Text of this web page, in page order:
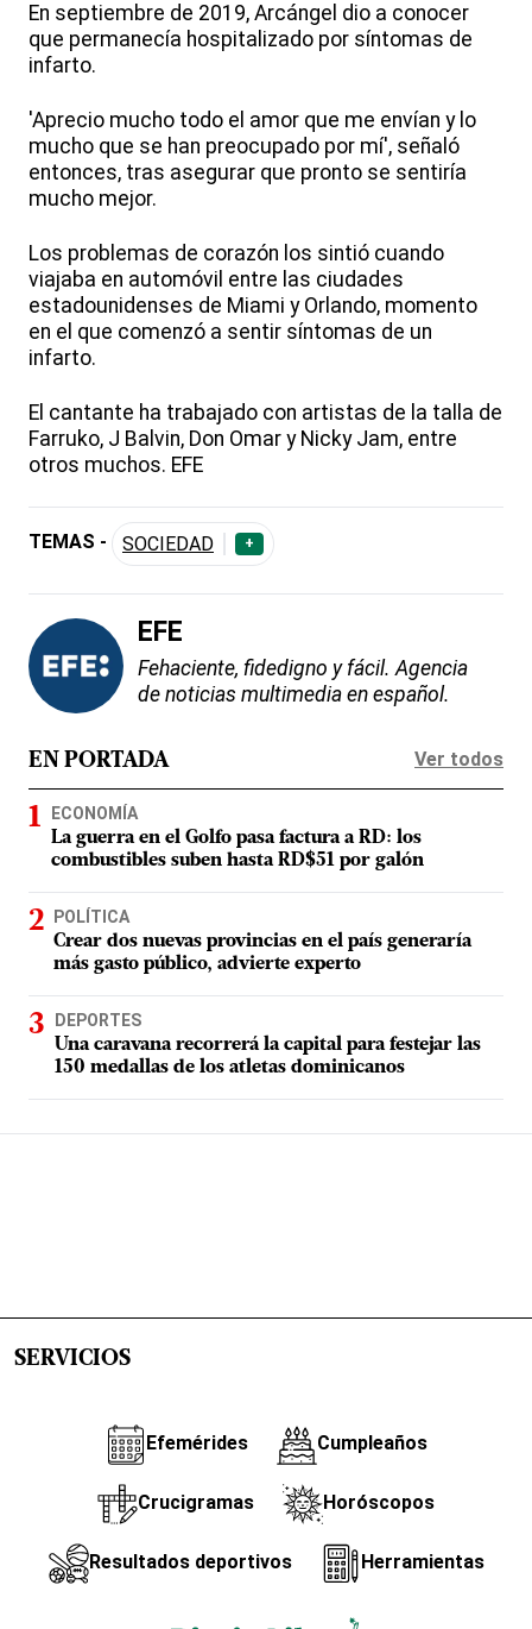
En septiembre de 2019, Arcángel dio a conocer
que permanecía hospitalizado por síntomas de
infarto.
'Aprecio mucho todo el amor que me envían y lo
mucho que se han preocupado por mí', señaló
entonces, tras asegurar que pronto se sentiría
mucho mejor.
Los problemas de corazón los sintió cuando
viajaba en automóvil entre las ciudades
estadounidenses de Miami y Orlando, momento
en el que comenzó a sentir síntomas de un
infarto.
El cantante ha trabajado con artistas de la talla de
Farruko, J Balvin, Don Omar y Nicky Jam, entre
otros muchos. EFE
TEMAS - SOCIEDAD +
EFE
Fehaciente, fidedigno y fácil. Agencia
de noticias multimedia en español.
EN PORTADA Ver todos
ECONOMÍA
La guerra en el Golfo pasa factura a RD: los
combustibles suben hasta RD$51 por galón
POLÍTICA
Crear dos nuevas provincias en el país generaría
más gasto público, advierte experto
DEPORTES
Una caravana recorrerá la capital para festejar las
150 medallas de los atletas dominicanos
SERVICIOS
Efemérides Cumpleaños
Crucigramas Horóscopos
Resultados deportivos Herramientas